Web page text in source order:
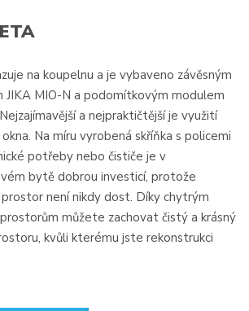
na koupelnu a je vybaveno závěsným
JIKA MIO-N a podomítkovým modulem
a nejpraktičtější je využití
Na míru vyrobená skříňka s policemi
potřeby nebo čističe je v
bytě dobrou investicí, protože
není nikdy dost. Díky chytrým
můžete zachovat čistý a krásný
kvůli kterému jste rekonstrukci